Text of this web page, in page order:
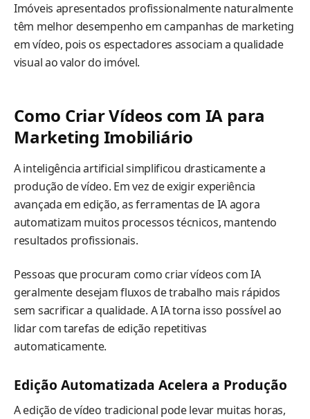
Imóveis apresentados profissionalmente naturalmente
têm melhor desempenho em campanhas de marketing
em vídeo, pois os espectadores associam a qualidade
visual ao valor do imóvel.
Como Criar Vídeos com IA para
Marketing Imobiliário
A inteligência artificial simplificou drasticamente a
produção de vídeo. Em vez de exigir experiência
avançada em edição, as ferramentas de IA agora
automatizam muitos processos técnicos, mantendo
resultados profissionais.
Pessoas que procuram como criar vídeos com IA
geralmente desejam fluxos de trabalho mais rápidos
sem sacrificar a qualidade. A IA torna isso possível ao
lidar com tarefas de edição repetitivas
automaticamente.
Edição Automatizada Acelera a Produção
A edição de vídeo tradicional pode levar muitas horas,